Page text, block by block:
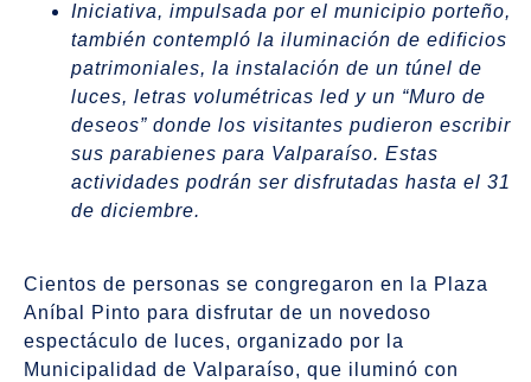
Iniciativa, impulsada por el municipio porteño,
también contempló la iluminación de edificios
patrimoniales, la instalación de un túnel de
luces, letras volumétricas led y un “Muro de
deseos” donde los visitantes pudieron escribir
sus parabienes para Valparaíso. Estas
actividades podrán ser disfrutadas hasta el 31
de diciembre.
Cientos de personas se congregaron en la Plaza
Aníbal Pinto para disfrutar de un novedoso
espectáculo de luces, organizado por la
Municipalidad de Valparaíso, que iluminó con